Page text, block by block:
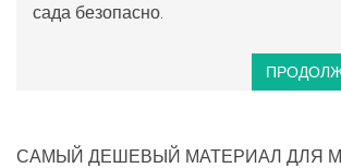
сада безопасно.
САМЫЙ ДЕШЕВЫЙ МАТЕРИАЛ ДЛЯ